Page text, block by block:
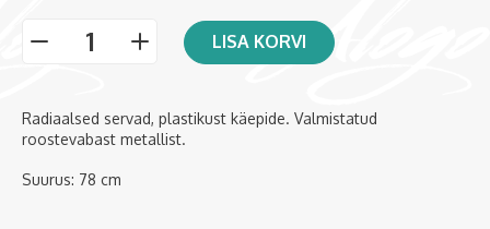
- + LISA KORVI
Radiaalsed servad, plastikust käepide. Valmistatud
roostevabast metallist.
Suurus: 78 cm